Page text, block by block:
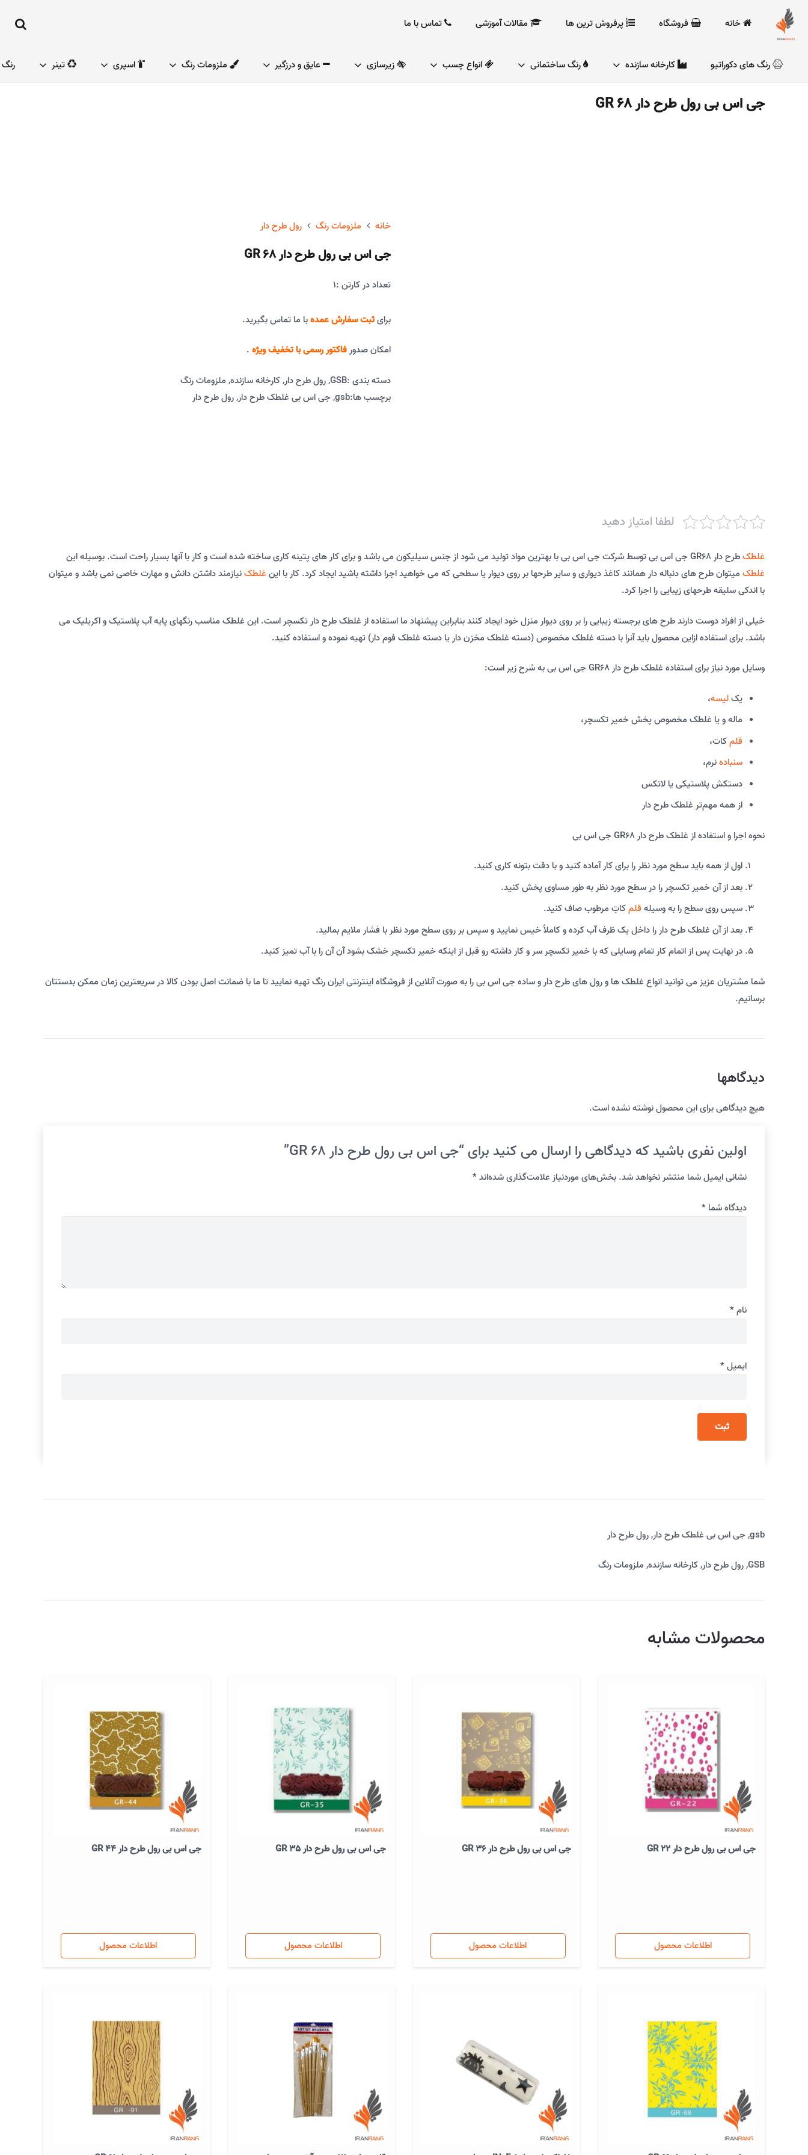
خانه فروشگاه پرفروش ترین ها مقالات آموزشی تماس با ما
رنگ های دکوراتیو کارخانه سازنده رنگ ساختمانی انواع چسب زیرسازی عایق و درزگیر ملزومات رنگ اسپری تینر
جی اس بی رول طرح دار GR 68
خانه ملزومات رنگ رول طرح دار
جی اس بی رول طرح دار GR 68
تعداد در کارتن :1
برایثبت سفارش عمدهبا ما تماس بگیرید.
امکان صدورفاکتور رسمی با تخفیف ویژه .
دسته بندی :GSB
,رول طرح دار,کارخانه سازنده, ملزومات رنگ
برچسب ها:gsb
,جی اس بی غلطک طرح دار,رول طرح دار
لطفا امتیاز دهید
غلطکطرح دار GR68 جی اس بی توسط شرکت جی اس بی با بهترین مواد تولید می شود از جنس سیلیکون می باشد و برای کار های پتینه کاری ساخته شده است و کار با آنها بسیار راحت است. بوسیله این
غلطک میتوان طرح های دنباله دار همانند کاغذ دیواری و سایر طرحها بر روی دیوار یا سطحی که می خواهید اجرا داشته باشید ایجاد کرد. کار با این غلطکنیازمند داشتن دانش و مهارت خاصی نمی باشد و میتوان
با اندکی سلیقه طرحهای زیبایی را اجرا کرد.
خیلی از افراد دوست دارند طرح های برجسته زیبایی را بر روی دیوار منزل خود ایجاد کنند بنابراین پیشنهاد ما استفاده از غلطک طرح دار تکسچر است. این غلطک مناسب رنگهای پایه آب پلاستیک و اکریلیک می
باشد. برای استفاده ازاین محصول باید آنرا با دسته غلطک مخصوص (دسته غلطک مخزن دار یا دسته غلطک فوم دار) تهیه نموده و استفاده کنید.
وسایل مورد نیاز برای استفاده غلطک طرح دار GR68 جی اس بی به شرح زیر است:
یکلیسه،
ماله و یا غلطک مخصوص پخش خمیر تکسچر،
قلمکات،
سنبادهنرم،
دستکش پلاستیکی یا لاتکس
از همه مهم‌تر غلطک طرح دار
نحوه اجرا و استفاده از غلطک طرح دار GR68 جی اس بی
اول از همه باید سطح مورد نظر را برای کار آماده کنید و با دقت بتونه کاری کنید.
بعد از آن خمیر تکسچر را در سطح مورد نظر به طور مساوی پخش کنید.
سپس روی سطح را به وسیلهقلمکاتِ مرطوب صاف کنید.
بعد از آن غلطک طرح دار را داخل یک ظرف آب کرده و کاملاً خیس نمایید و سپس بر روی سطح مورد نظر با فشار ملایم بمالید.
در نهایت پس از اتمام کار تمام وسایلی که با خمیر تکسچر سر و کار داشته رو قبل از اینکه خمیر تکسچر خشک بشود آن آن را با آب تمیز کنید.
شما مشتریان عزیز می توانید انواع غلطک ها و رول های طرح دار و ساده جی اس بی را به صورت آنلاین از فروشگاه اینترنتی ایران رنگ تهیه نمایید تا ما با ضمانت اصل بودن کالا در سریعترین زمان ممکن بدستتان
برسانیم.
دیدگاهها
هیچ دیدگاهی برای این محصول نوشته نشده است.
اولین نفری باشید که دیدگاهی را ارسال می کنید برای “جی اس بی رول طرح دار GR 68”
نشانی ایمیل شما منتشر نخواهد شد. بخش‌های موردنیاز علامت‌گذاری شده‌اند*
دیدگاه شما *
نام*
ایمیل*
gsb
,جی اس بی غلطک طرح دار,رول طرح دار
GSB
,رول طرح دار,کارخانه سازنده, ملزومات رنگ
محصولات مشابه
جی اس بی رول طرح دار GR 22
اطلاعات محصول
جی اس بی رول طرح دار GR 36
اطلاعات محصول
جی اس بی رول طرح دار GR 35
اطلاعات محصول
جی اس بی رول طرح دار GR 44
اطلاعات محصول